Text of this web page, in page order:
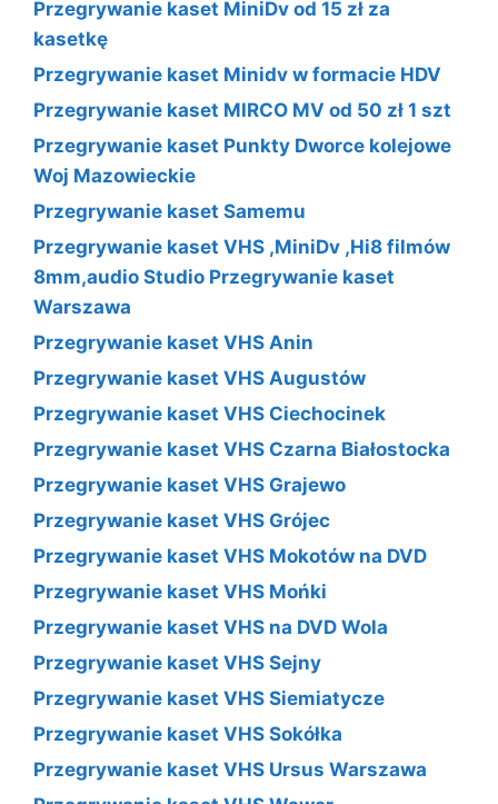
Przegrywanie kaset MiniDv od 15 zł za
kasetkę
Przegrywanie kaset Minidv w formacie HDV
Przegrywanie kaset MIRCO MV od 50 zł 1 szt
Przegrywanie kaset Punkty Dworce kolejowe
Woj Mazowieckie
Przegrywanie kaset Samemu
Przegrywanie kaset VHS ,MiniDv ,Hi8 filmów
8mm,audio Studio Przegrywanie kaset
Warszawa
Przegrywanie kaset VHS Anin
Przegrywanie kaset VHS Augustów
Przegrywanie kaset VHS Ciechocinek
Przegrywanie kaset VHS Czarna Białostocka
Przegrywanie kaset VHS Grajewo
Przegrywanie kaset VHS Grójec
Przegrywanie kaset VHS Mokotów na DVD
Przegrywanie kaset VHS Mońki
Przegrywanie kaset VHS na DVD Wola
Przegrywanie kaset VHS Sejny
Przegrywanie kaset VHS Siemiatycze
Przegrywanie kaset VHS Sokółka
Przegrywanie kaset VHS Ursus Warszawa